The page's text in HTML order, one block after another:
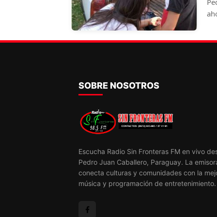
SOBRE NOSOTROS
Escucha Radio Sin Fronteras FM en vivo
Pedro Juan Caballero, Paraguay. La
conecta culturas y comunidades con la
música y programación de entretenimiento.